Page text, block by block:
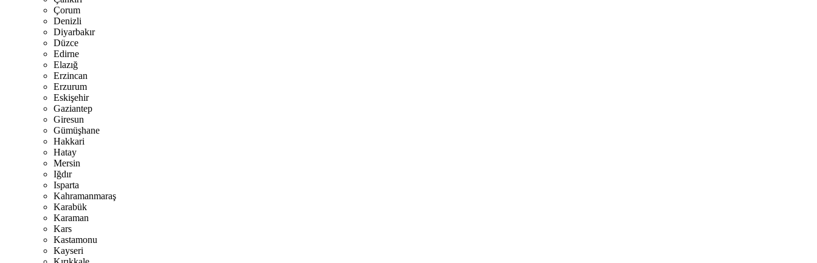
Çorum
Denizli
Diyarbakır
Düzce
Edirne
Elazığ
Erzincan
Erzurum
Eskişehir
Gaziantep
Giresun
Gümüşhane
Hakkari
Hatay
Mersin
Iğdır
Isparta
Kahramanmaraş
Karabük
Karaman
Kars
Kastamonu
Kayseri